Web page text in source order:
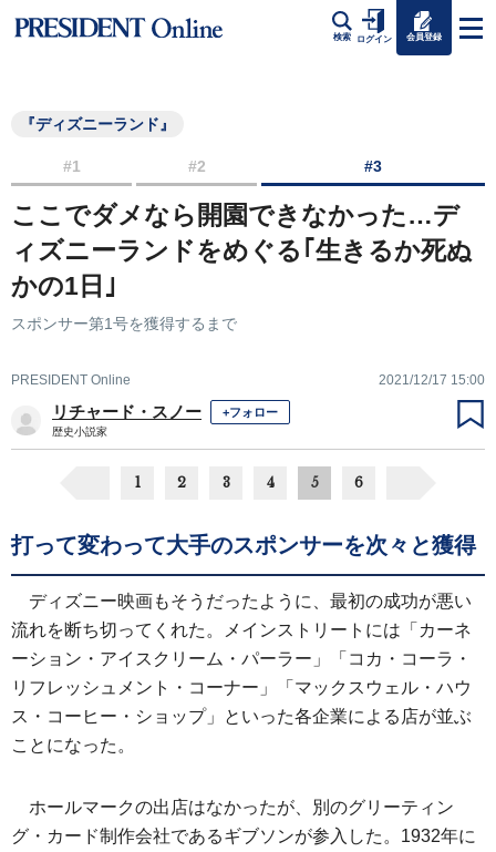
検索 ログイン 会員登録
『ディズニーランド』
#1 #2 #3
ここでダメなら開園できなかった…デ
ィズニーランドをめぐる｢生きるか死ぬ
かの1日｣
スポンサー第1号を獲得するまで
PRESIDENT Online 2021/12/17 15:00
リチャード・スノー +フォロー
歴史小説家
1 2 3 4 5 6
打って変わって大手のスポンサーを次々と獲得
ディズニー映画もそうだったように、最初の成功が悪い
流れを断ち切ってくれた。メインストリートには「カーネ
ーション・アイスクリーム・パーラー」「コカ・コーラ・
リフレッシュメント・コーナー」「マックスウェル・ハウ
ス・コーヒー・ショップ」といった各企業による店が並ぶ
ことになった。
ホールマークの出店はなかったが、別のグリーティン
グ・カード制作会社であるギブソンが参入した。1932年に